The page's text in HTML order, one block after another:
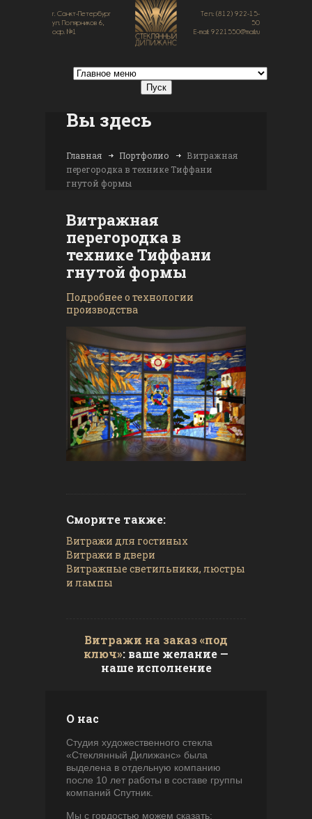
г. Санкт-Петербург
ул. Полярников 6,
оф. №1
Тел.: (812) 922-15-
50
E-mail: 9221550@mail.ru
Вы здесь
Главная Портфолио
Витражная
перегородка в технике Тиффани
гнутой формы
Витражная
перегородка в
технике Тиффани
гнутой формы
Подробнее о технологии
производства
Сморите также:
Витражи для гостиных
Витражи в двери
Витражные светильники, люстры
и лампы
Витражи на заказ «под
ключ»: ваше желание —
наше исполнение
О нас
Студия художественного стекла
«Стеклянный Дилижанс» была
выделена в отдельную компанию
после 10 лет работы в составе группы
компаний Спутник.
Мы с гордостью можем сказать: